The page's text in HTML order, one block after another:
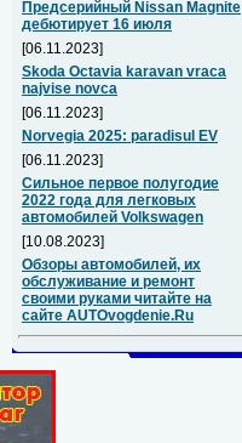
Предсерийный Nissan Magnite
дебютирует 16 июля
[06.11.2023]
Skoda Octavia karavan vraca
najvise novca
[06.11.2023]
Norvegia 2025: paradisul EV
[06.11.2023]
Сильное первое полугодие
2022 года для легковых
автомобилей Volkswagen
[10.08.2023]
Обзоры автомобилей, их
обслуживание и ремонт
своими руками читайте на
сайте AUTOvogdenie.Ru